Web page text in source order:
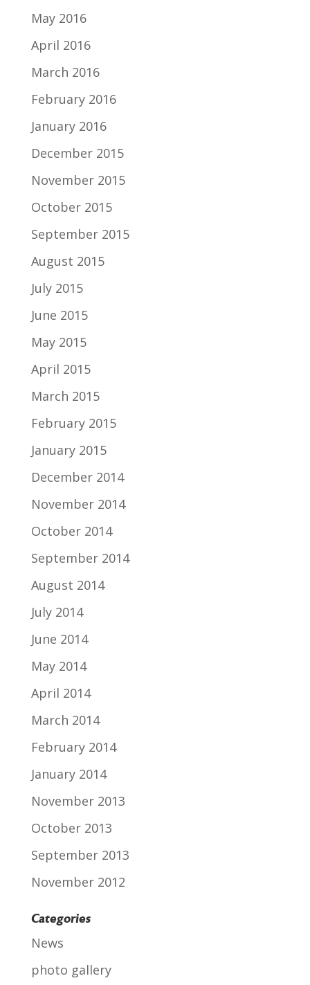
May 2016
April 2016
March 2016
February 2016
January 2016
December 2015
November 2015
October 2015
September 2015
August 2015
July 2015
June 2015
May 2015
April 2015
March 2015
February 2015
January 2015
December 2014
November 2014
October 2014
September 2014
August 2014
July 2014
June 2014
May 2014
April 2014
March 2014
February 2014
January 2014
November 2013
October 2013
September 2013
November 2012
Categories
News
photo gallery